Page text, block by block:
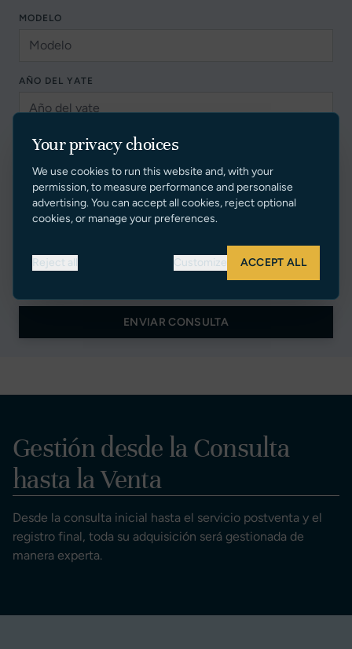
MODELO
AÑO DEL YATE
PAÍS
SU MENSAJE
ENVIAR CONSULTA
Gestión desde la Consulta
hasta la Venta
Desde la consulta inicial hasta el servicio postventa y el
registro final, toda su adquisición será gestionada de
manera experta.
Your privacy choices
We use cookies to run this website and, with your
permission, to measure performance and personalise
advertising. You can accept all cookies, reject optional
cookies, or manage your preferences.
Reject all Customize ACCEPT ALL